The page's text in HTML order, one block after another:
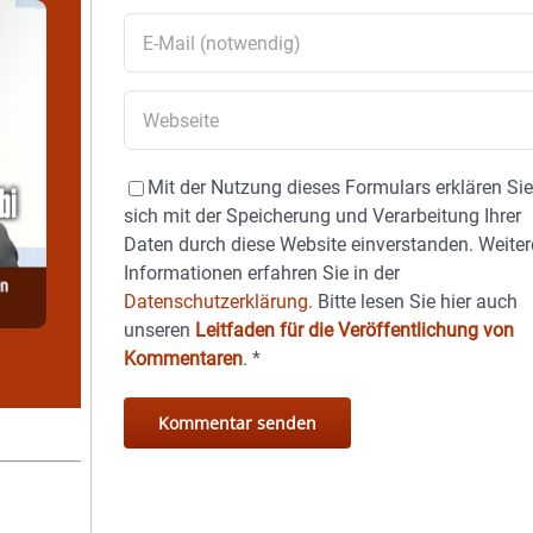
Mit der Nutzung dieses Formulars erklären Sie
sich mit der Speicherung und Verarbeitung Ihrer
Daten durch diese Website einverstanden.
Informationen erfahren Sie in der
Datenschutzerklärung. Bitte lesen Sie hier auch
unseren Leitfaden für die Veröffentlichung von
Kommentaren.*